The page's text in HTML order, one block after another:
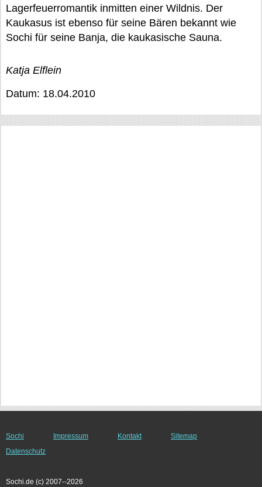
Lagerfeuerromantik inmitten einer Wildnis. Der
Kaukasus ist ebenso für seine Bären bekannt wie
Sochi für seine Banja, die kaukasische Sauna.
Katja Elflein
Datum: 18.04.2010
Sochi Impressum Kontakt
Sitemap
Datenschutz
Sochi.de (c) 2007--2026